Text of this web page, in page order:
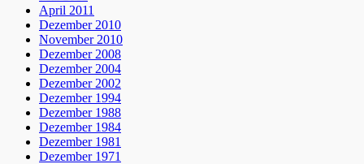
April 2011
Dezember 2010
November 2010
Dezember 2008
Dezember 2004
Dezember 2002
Dezember 1994
Dezember 1988
Dezember 1984
Dezember 1981
Dezember 1971